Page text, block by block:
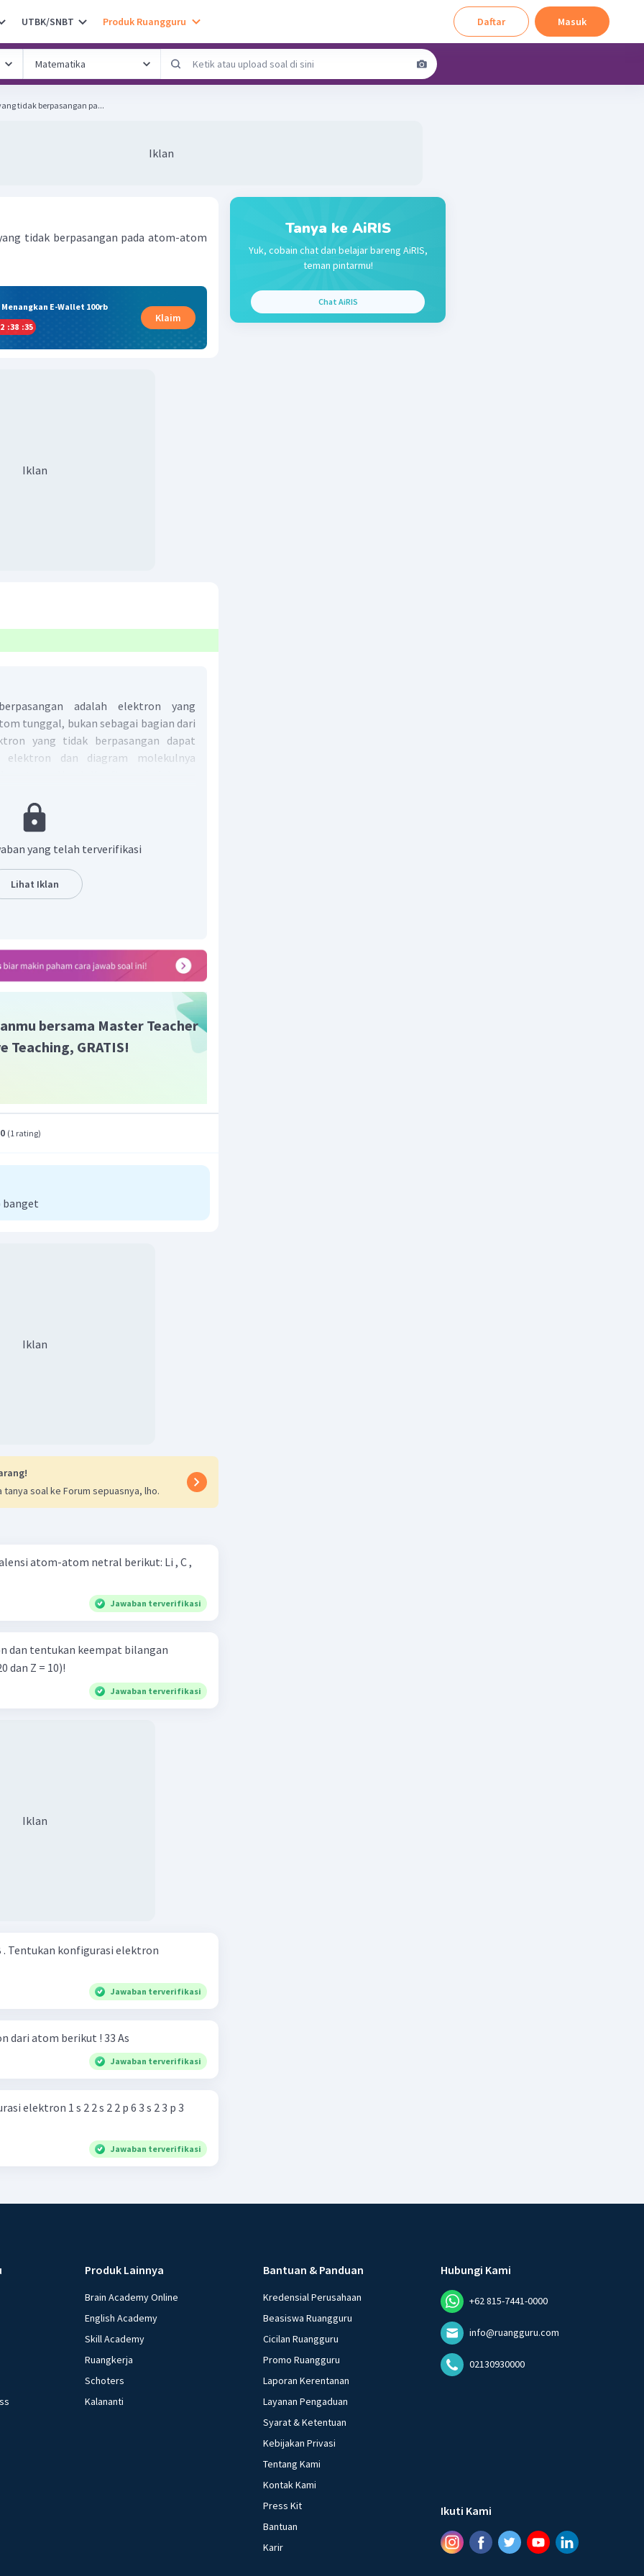
UTBK/SNBT Produk Ruangguru Daftar Masuk
tidak berpasangan pa...
Iklan
tidak berpasangan pada atom-atom
E-Wallet 100rb
:38 :34
Klaim
Iklan
adalah elektron yang
tunggal, bukan sebagai bagian dari
yang tidak berpasangan dapat
dan diagram molekulnya
di atas, jumlah elektron yang tidak
subkulit p.
tidak berpasangan pada atom
yang telah terverifikasi
Lihat Iklan
bersama Master Teacher
Teaching, GRATIS!
(1 rating)
banget
Iklan
tanya soal ke Forum sepuasnya, lho.
atom-atom netral berikut: Li , C ,
Jawaban terverifikasi
dan tentukan keempat bilangan
dan Z = 10)!
Jawaban terverifikasi
Iklan
. Tentukan konfigurasi elektron
Jawaban terverifikasi
Tuliskan Konfigurasi elektron dari atom berikut ! 33 As
Jawaban terverifikasi
elektron 1 s 2 2 s 2 2 p 6 3 s 2 3 p 3
Jawaban terverifikasi
Tanya ke AiRIS
Yuk, cobain chat dan belajar bareng AiRIS,
teman pintarmu!
Chat AiRIS
Produk Lainnya
Brain Academy Online
English Academy
Skill Academy
Ruangkerja
Schoters
Kalananti
Bantuan & Panduan
Kredensial Perusahaan
Beasiswa Ruangguru
Cicilan Ruangguru
Promo Ruangguru
Laporan Kerentanan
Layanan Pengaduan
Syarat & Ketentuan
Kebijakan Privasi
Tentang Kami
Kontak Kami
Press Kit
Bantuan
Karir
Hubungi Kami
+62 815-7441-0000
info@ruangguru.com
02130930000
Ikuti Kami